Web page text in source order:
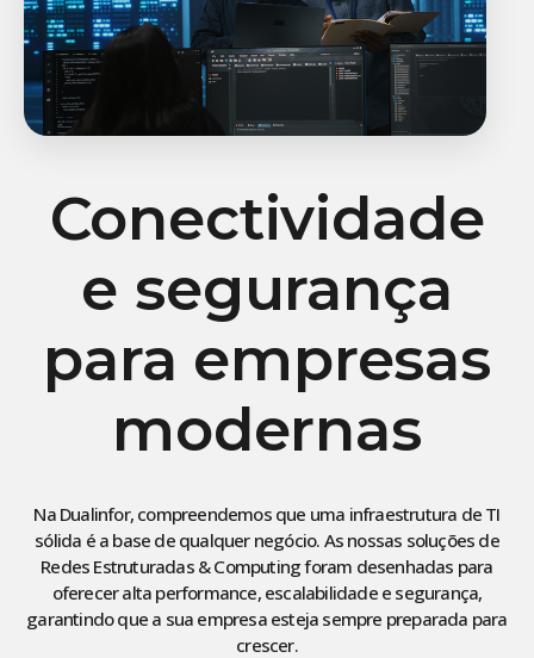
Conectividade
e segurança
para empresas
modernas
Na Dualinfor, compreendemos que uma infraestrutura de TI
sólida é a base de qualquer negócio. As nossas soluções de
Redes Estruturadas & Computing foram desenhadas para
oferecer alta performance, escalabilidade e segurança,
garantindo que a sua empresa esteja sempre preparada para
crescer.